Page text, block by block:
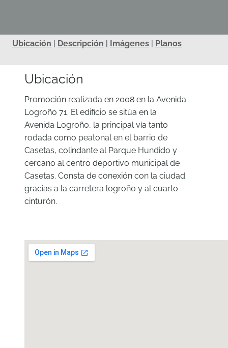
Ubicación | Descripción | Imágenes | Planos
Ubicación
Promoción realizada en 2008 en la Avenida
Logroño 71. El edificio se sitúa en la
Avenida Logroño, la principal vía tanto
rodada como peatonal en el barrio de
Casetas, colindante al Parque Hundido y
cercano al centro deportivo municipal de
Casetas. Consta de conexión con la ciudad
gracias a la carretera logroño y al cuarto
cinturón.